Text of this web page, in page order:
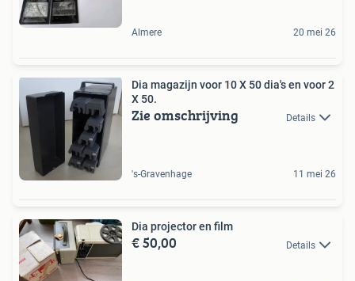
Almere 20 mei 26
Dia magazijn voor 10 X 50 dia's en voor 2
X 50.
Zie omschrijving Details
's-Gravenhage 11 mei 26
Dia projector en film
€ 50,00 Details